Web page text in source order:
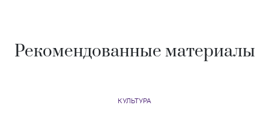
Рекомендованные материалы
КУЛЬТУРА